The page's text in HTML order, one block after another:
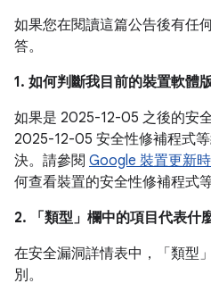
如果您在閱讀這篇公告後有任
答。
1. 如何判斷我目前的裝置軟體
如果是 2025-12-05 之後的安
2025-12-05 安全性修補程式
決。請參閱 Google 裝置更新
何查看裝置的安全性修補程式等
2. 「類型」 欄中的項目代表什
在安全漏洞詳情表中，「類型」
別。